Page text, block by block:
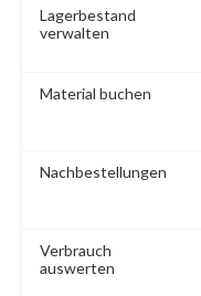
Lagerbestand
verwalten
Material buchen
Nachbestellungen
Verbrauch
auswerten